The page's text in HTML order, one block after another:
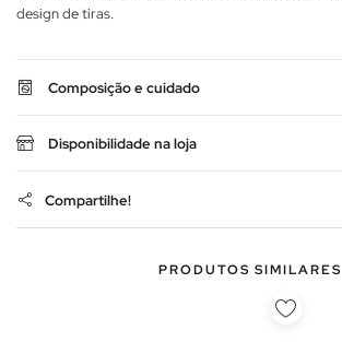
design de tiras.
Composição e cuidado
Disponibilidade na loja
Compartilhe!
PRODUTOS SIMILARES